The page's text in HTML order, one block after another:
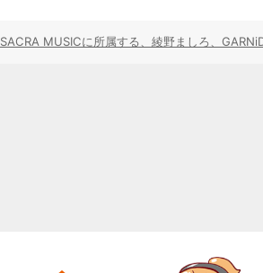
SACRA MUSICに所属する、綾野ましろ、